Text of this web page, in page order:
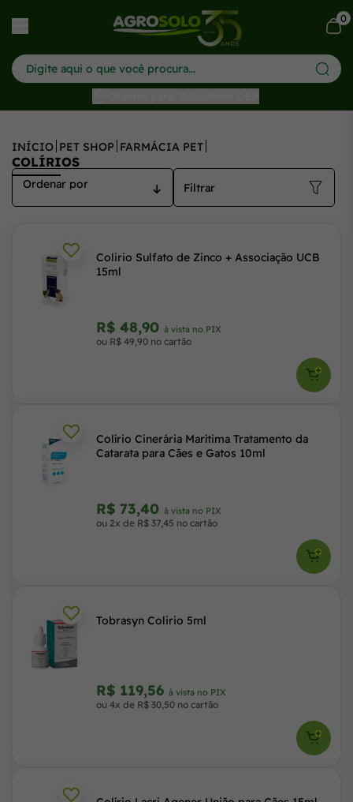
0
INÍCIO PET SHOP FARMÁCIA PET
COLÍRIOS
Filtrar
Colirio Sulfato de Zinco + Associação UCB
15ml
R$ 48,90 à vista no PIX
ou R$ 49,90 no cartão
Colírio Cinerária Marítima Tratamento da
Catarata para Cães e Gatos 10ml
R$ 73,40 à vista no PIX
ou 2x de R$ 37,45 no cartão
Tobrasyn Colirio 5ml
R$ 119,56 à vista no PIX
ou 4x de R$ 30,50 no cartão